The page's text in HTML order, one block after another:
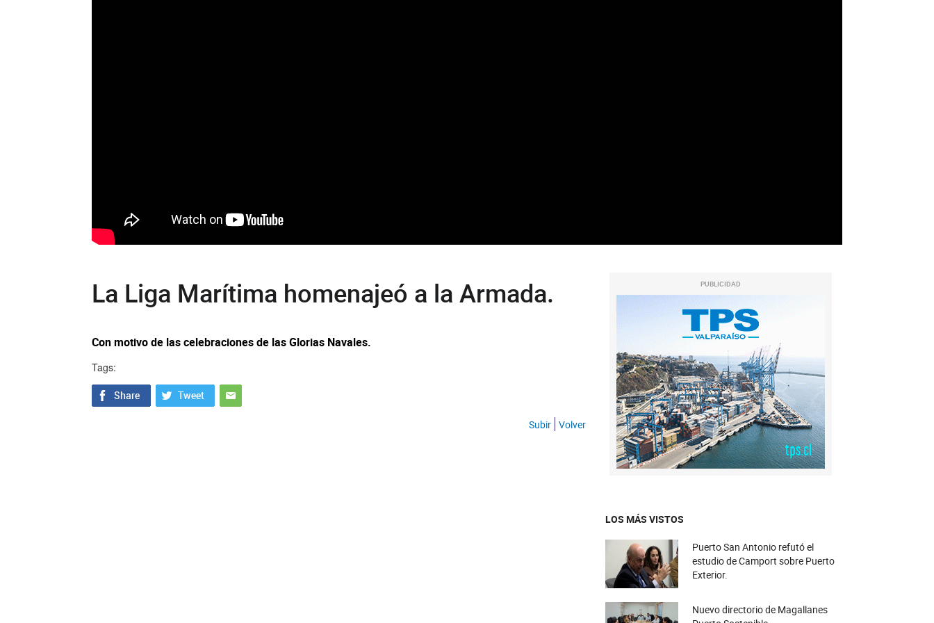
La Liga Marítima homenajeó a la Armada.
Con motivo de las celebraciones de las Glorias Navales.
Tags:
Subir Volver
PUBLICIDAD
LOS MÁS VISTOS
Puerto San Antonio refutó el
estudio de Camport sobre Puerto
Exterior.
Nuevo directorio de Magallanes